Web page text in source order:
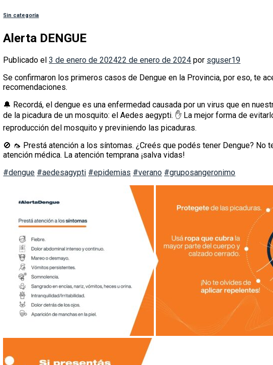
Sin categoría
Alerta DENGUE
Publicado el3 de enero de 202422 de enero de 2024 por sguser19
Se confirmaron los primeros casos de Dengue en la Provincia, por eso, te
recomendaciones.
🔔 Recordá, el dengue es una enfermedad causada por un virus que en
de la picadura de un mosquito: el Aedes aegypti. ✋ La mejor forma de
reproducción del mosquito y previniendo las picaduras.
🚫 🦟 Prestá atención a los síntomas. ¿Creés que podés tener Dengue? No
atención médica. La atención temprana ¡salva vidas!
#dengue #aedesagypti #epidemias #verano #gruposangeronimo